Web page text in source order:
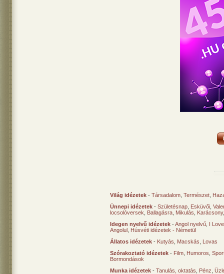
Világ idézetek - Társadalom Természet
Ünnepi idézetek - Születésnap Esküvői
locsolóversek
Ballagásra Mikulás Karácsony
Idegen nyelvű idézetek -Angol nyelvű I
Angolul Húsvéti idézetek - Németül
Állatos idézetek - Kutyás Macskás
Lovas
Szórakoztató idézetek - Film Humoros
Bormondások
Munka idézetek - Tanulás, oktatás Pénz